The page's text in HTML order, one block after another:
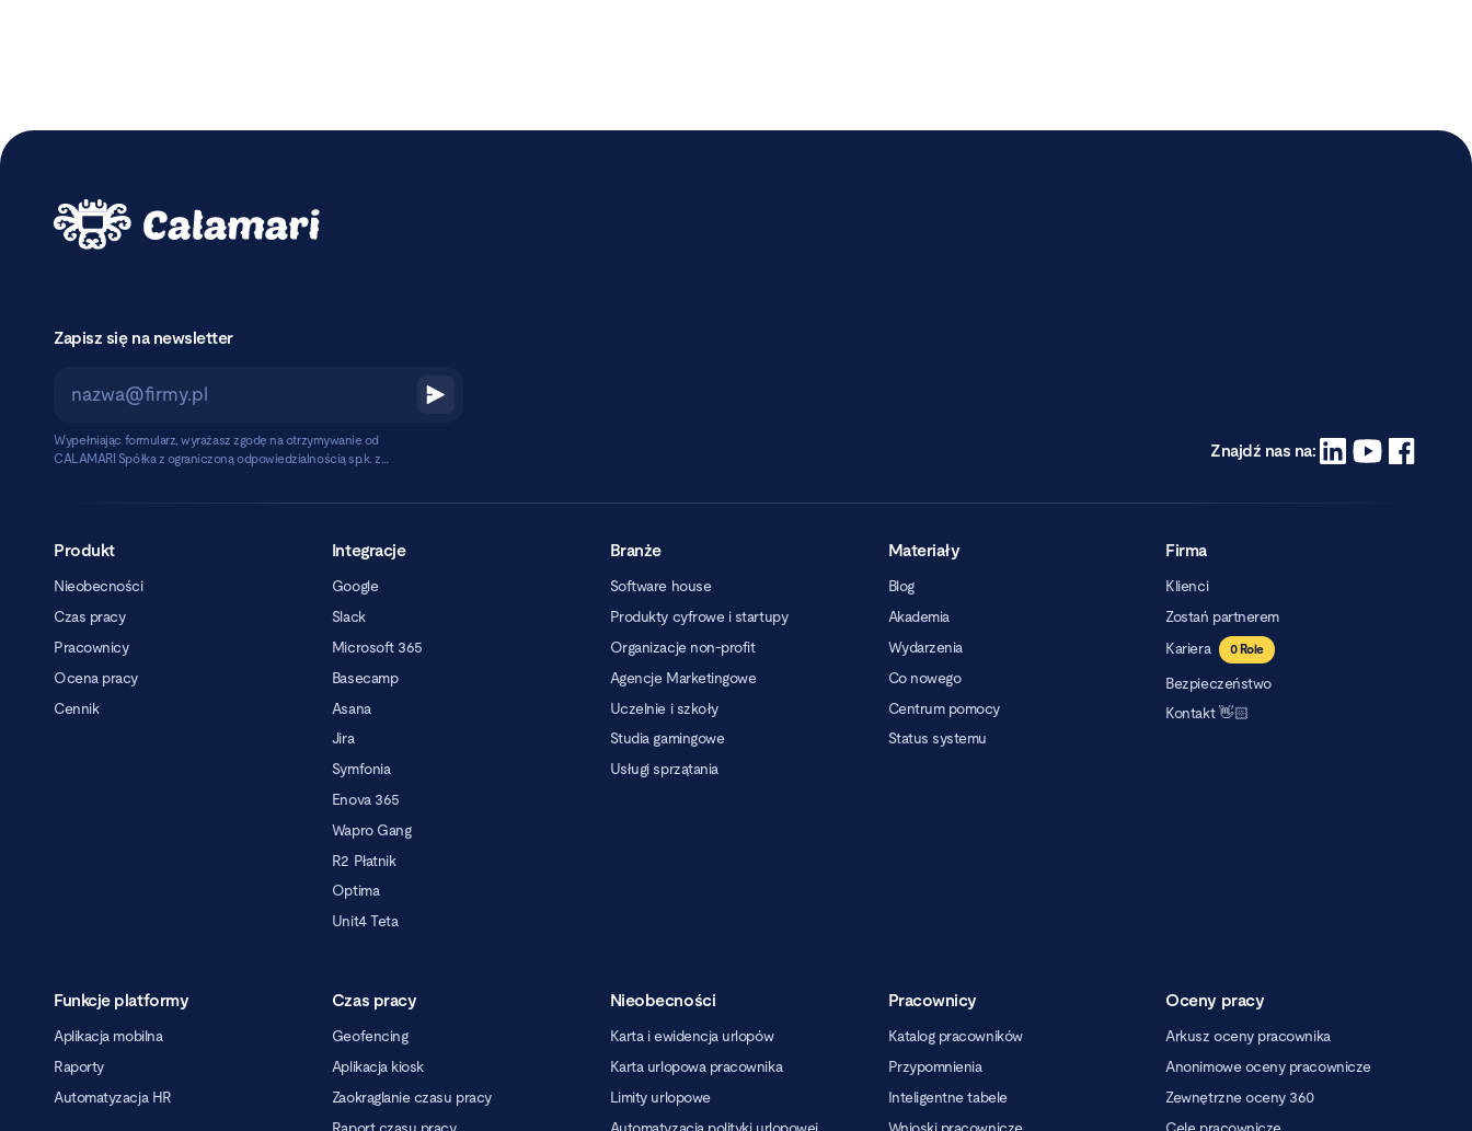
Zapisz się na newsletter
Wypełniając formularz, wyrażasz zgodę na otrzymywanie od
CALAMARI Spółka z ograniczoną odpowiedzialnością sp.k. z
Znajdź nas na:
Produkt
Nieobecności
Czas pracy
Pracownicy
Ocena pracy
Cennik
Integracje
Google
Slack
Microsoft 365
Basecamp
Asana
Jira
Symfonia
Enova 365
Wapro Gang
R2 Płatnik
Optima
Unit4 Teta
Branże
Software house
Produkty cyfrowe i startupy
Organizacje non-profit
Agencje Marketingowe
Uczelnie i szkoły
Studia gamingowe
Usługi sprzątania
Materiały
Blog
Akademia
Wydarzenia
Co nowego
Centrum pomocy
Status systemu
Firma
Klienci
Zostań partnerem
Kariera
0Role
Bezpieczeństwo
Kontakt 👋🏻
Funkcje platformy
Aplikacja mobilna
Raporty
Automatyzacja HR
Czas pracy
Geofencing
Aplikacja kiosk
Zaokrąglanie czasu pracy
Raport czasu pracy
Nieobecności
Karta i ewidencja urlopów
Karta urlopowa pracownika
Limity urlopowe
Automatyzacja polityki urlopowej
Pracownicy
Katalog pracowników
Przypomnienia
Inteligentne tabele
Wnioski pracownicze
Oceny pracy
Arkusz oceny pracownika
Anonimowe oceny pracownicze
Zewnętrzne oceny 360
Cele pracownicze